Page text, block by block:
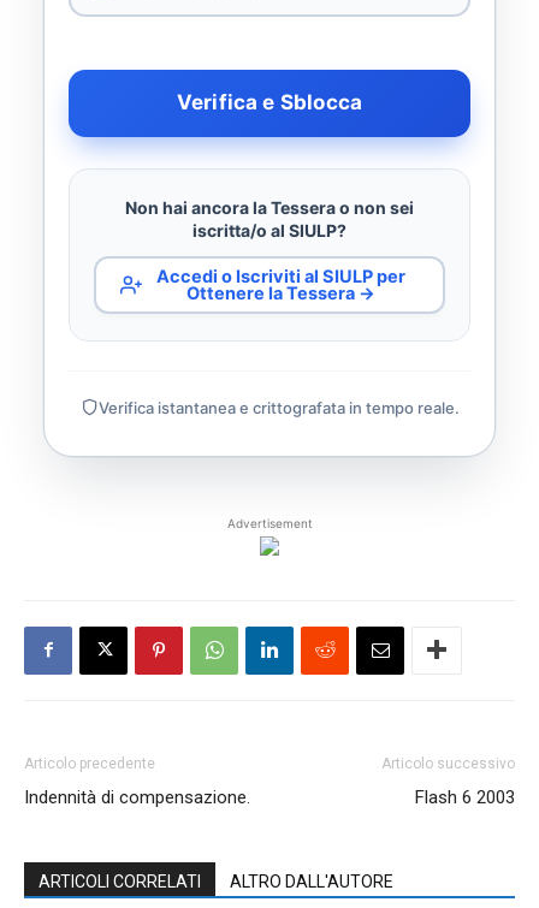
Verifica e Sblocca
Non hai ancora la Tessera o non sei
iscritta/o al SIULP?
Accedi o Iscriviti al SIULP per
Ottenere la Tessera →
Verifica istantanea e crittografata in tempo reale.
Advertisement
Articolo precedente
Indennità di compensazione.
Articolo successivo
Flash 6 2003
ARTICOLI CORRELATI ALTRO DALL'AUTORE